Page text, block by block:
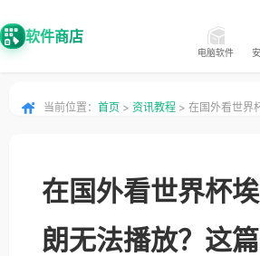
软件商店
电脑软件
当前位置： 首页 > 资讯教程 > 在国外看世界
在国外看世界杯
朗无法播放？这